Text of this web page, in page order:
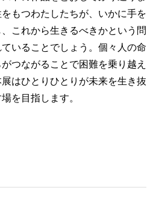
もつわたしたちが、いかに手を
これから生きるべきかという問
いることでしょう。個々人の命
つながることで困難を乗り越え
はひとりひとりが未来を生き抜
を目指します。